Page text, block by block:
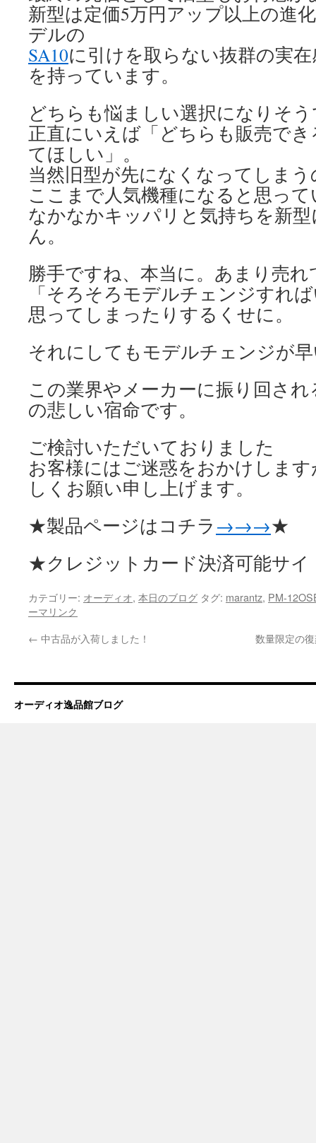
新型は定価5万円アップ以上の進
デルの
SA10に引けを取らない抜群の実
を持っています。
どちらも悩ましい選択になりそ
正直にいえば「どちらも販売で
てほしい」。
当然旧型が先になくなってしま
ここまで人気機種になると思っ
なかなかキッパリと気持ちを新
ん。
勝手ですね、本当に。あまり売
「そろそろモデルチェンジすれ
思ってしまったりするくせに。
それにしてもモデルチェンジが
この業界やメーカーに振り回さ
の悲しい宿命です。
ご検討いただいておりました
お客様にはご迷惑をおかけしま
しくお願い申し上げます。
★製品ページはコチラ →→→★
★クレジットカード決済可能サイ
カテゴリー: オーディオ, 本日のブログ タグ: marantz, PM-
ーマリンク
← 中古品が入荷しました！ 数量限定の
オーディオ逸品館ブログ